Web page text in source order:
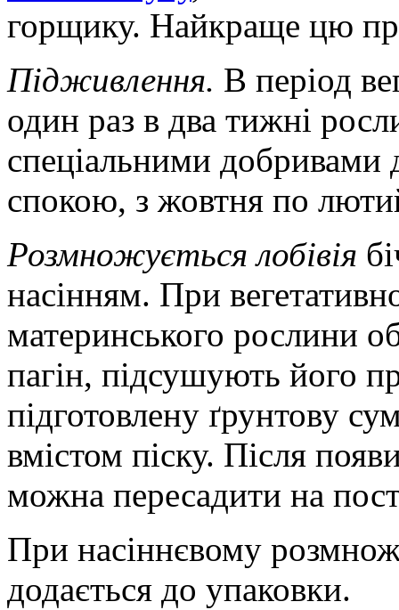
горщику. Найкраще цю
Підживлення. В період
один раз в два тижні
спеціальними добривами
спокою, з жовтня по
Розмножується лобівія
насінням. При
материнського рослини
пагін, підсушують його
підготовлену ґрунтову
вмістом піску. Після
можна пересадити на
При насіннєвому
додається до упаковки.